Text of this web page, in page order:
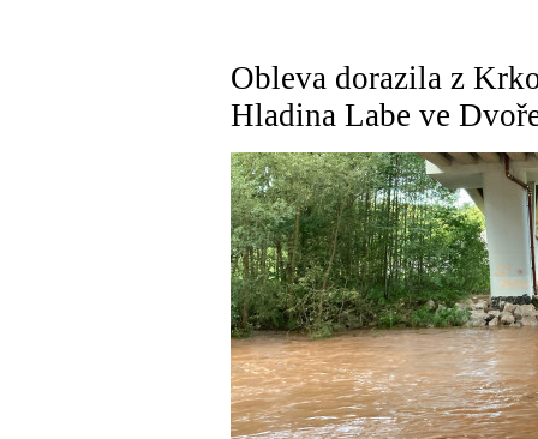
Obleva dorazila z
Hladina Labe ve